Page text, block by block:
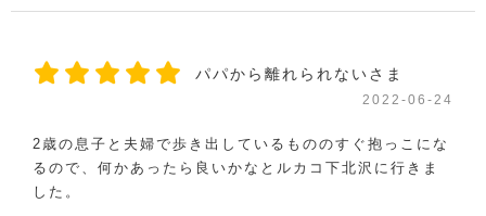
パパから離れられないさま
2022-06-24
2歳の息子と夫婦で歩き出しているもののすぐ抱っこにな
るので、何かあったら良いかなとルカコ下北沢に行きま
した。